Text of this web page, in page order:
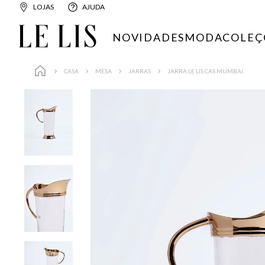
LOJAS AJUDA
NOVIDADESMODA
CASA MESA JARRAS JARRA LE LIS CAS MUMBAI